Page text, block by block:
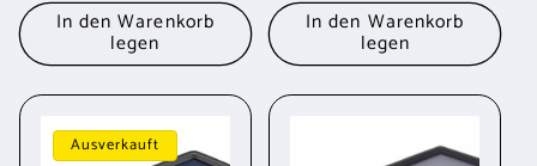
In den Warenkorb
legen
In den Warenkorb
legen
Ausverkauft